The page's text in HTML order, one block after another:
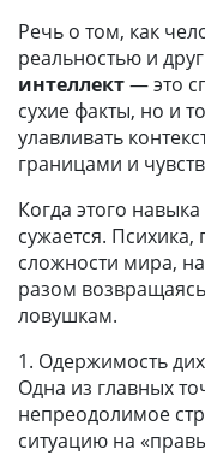
Речь о том, как
реальностью и
интеллект— это
сухие факты, но и
улавливать
границами и
Когда этого
сужается. Психика,
сложности мира,
разом
ловушкам.
1. Одержимость
Одна из главных
непреодолимое
ситуацию на